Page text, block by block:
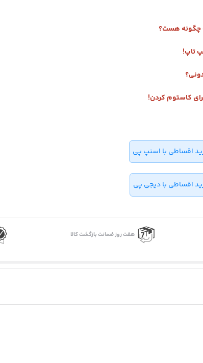
چگونه هست؟
تاپ!
کاستوم کردن!
اقساطی با اسنپ پی
اقساطی با دیجی پی
هفت روز ضمانت بازگشت کالا